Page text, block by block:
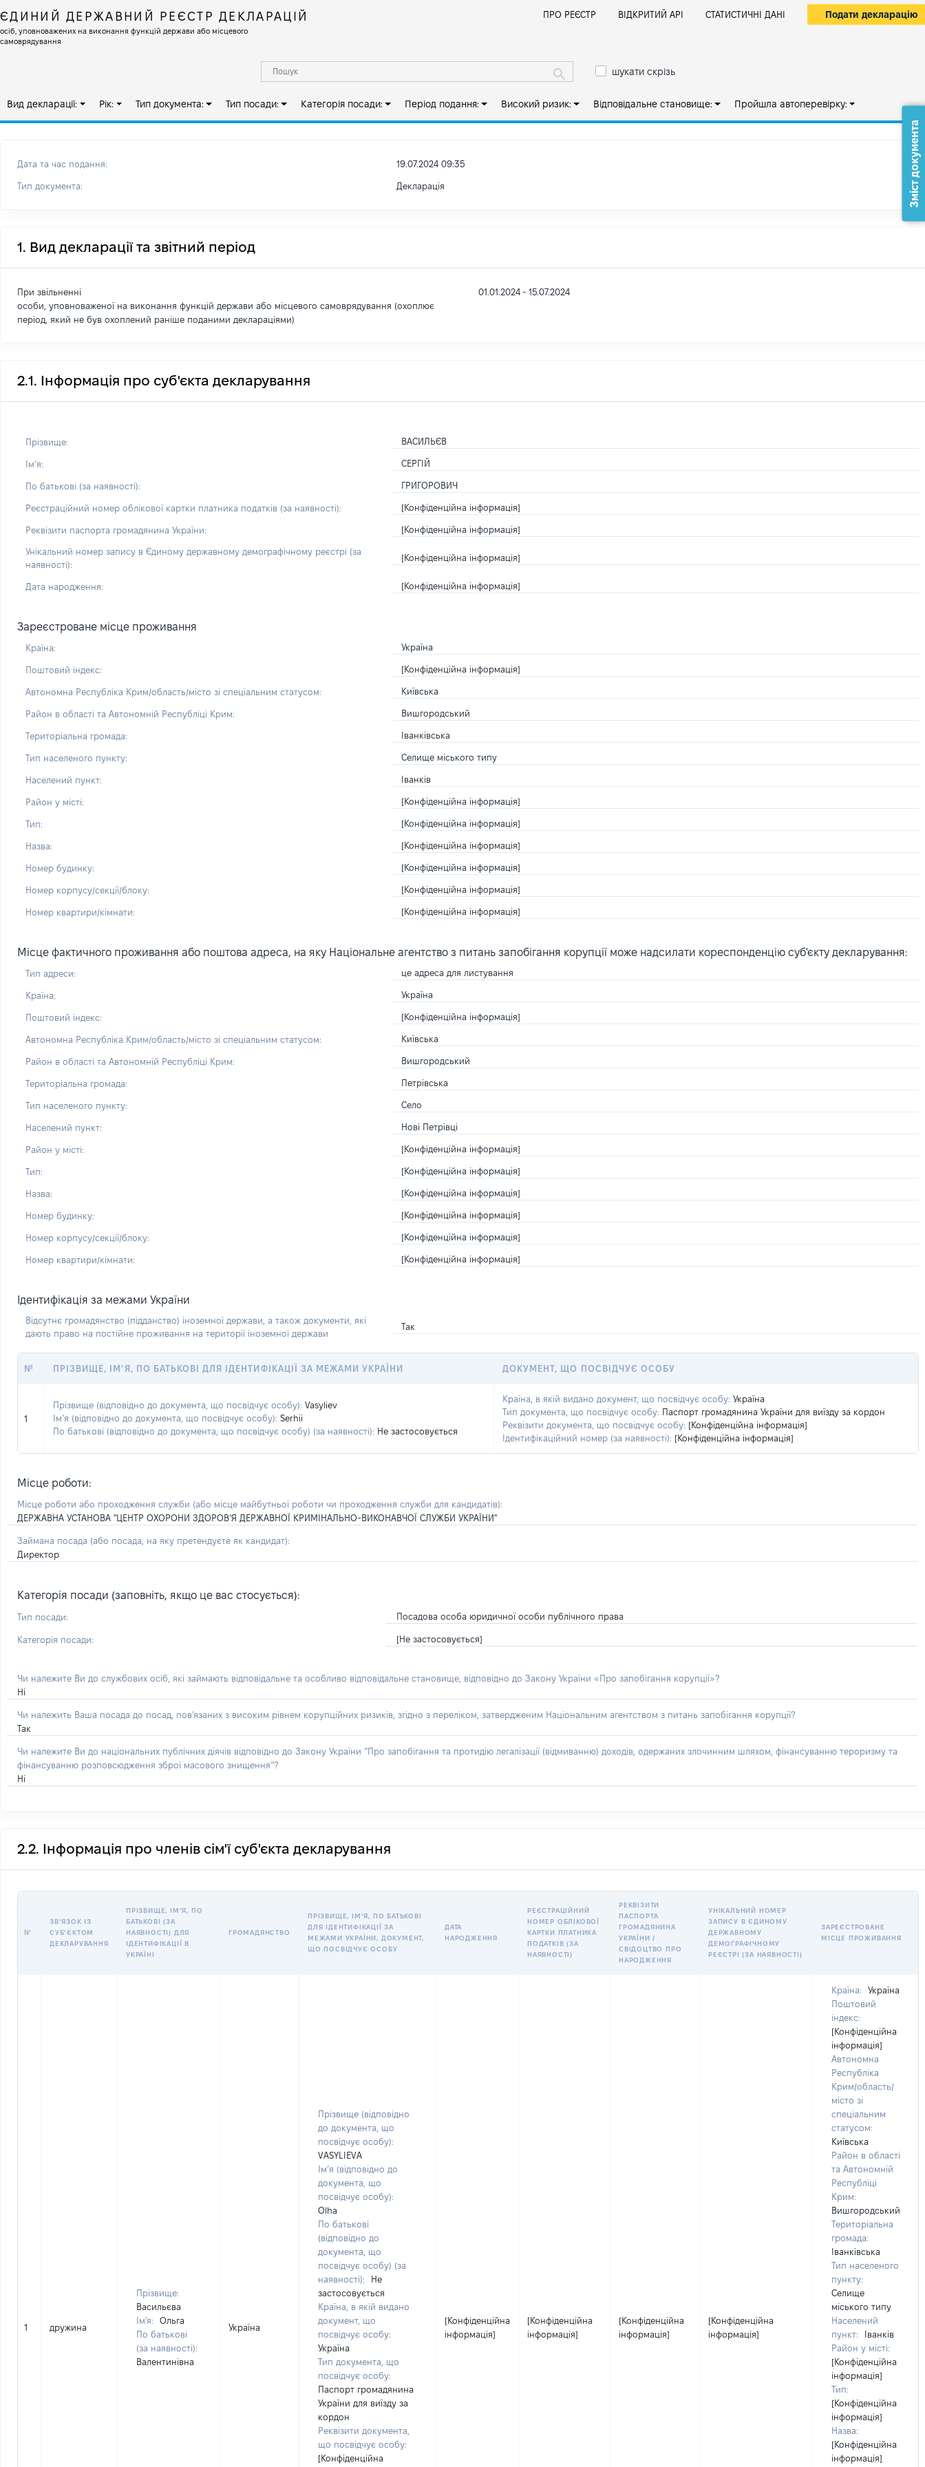
ЄДИНИЙ ДЕРЖАВНИЙ РЕЄСТР ДЕКЛАРАЦІЙ
осіб, уповноважених на виконання функцій держави або місцевого
самоврядування
ПРО РЕЄСТР ВІДКРИТИЙ АРІ СТАТИСТИЧНІ ДАНІ Подати декларацію
шукати скрізь
Вид декларації: Рік: Тип документа: Тип посади: Категорія посади: Період подання: Високий ризик: Відповідальне становище: Пройшла автоперевірку:
Дата та час подання: 19.07.2024 09:35
Тип документа: Декларація
1. Вид декларації та звітний період
При звільненні
особи, уповноваженої на виконання функцій держави або місцевого самоврядування (охоплює
період, який не був охоплений раніше поданими деклараціями)
01.01.2024 - 15.07.2024
2.1. Інформація про суб'єкта декларування
Прізвище: ВАСИЛЬЄВ
Імʼя: СЕРГІЙ
По батькові (за наявності): ГРИГОРОВИЧ
Реєстраційний номер облікової картки платника податків (за наявності): [Конфіденційна інформація]
Реквізити паспорта громадянина України: [Конфіденційна інформація]
Унікальний номер запису в Єдиному державному демографічному реєстрі (за
наявності):
[Конфіденційна інформація]
Дата народження: [Конфіденційна інформація]
Зареєстроване місце проживання
Країна: Україна
Поштовий індекс: [Конфіденційна інформація]
Автономна Республіка Крим/область/місто зі спеціальним статусом: Київська
Район в області та Автономній Республіці Крим: Вишгородський
Територіальна громада: Іванківська
Тип населеного пункту: Селище міського типу
Населений пункт: Іванків
Район у місті: [Конфіденційна інформація]
Тип: [Конфіденційна інформація]
Назва: [Конфіденційна інформація]
Номер будинку: [Конфіденційна інформація]
Номер корпусу/секції/блоку: [Конфіденційна інформація]
Номер квартири/кімнати: [Конфіденційна інформація]
Місце фактичного проживання або поштова адреса, на яку Національне агентство з питань запобігання корупції може надсилати кореспонденцію суб'єкту декларування:
Тип адреси: це адреса для листування
Країна: Україна
Поштовий індекс: [Конфіденційна інформація]
Автономна Республіка Крим/область/місто зі спеціальним статусом: Київська
Район в області та Автономній Республіці Крим: Вишгородський
Територіальна громада: Петрівська
Тип населеного пункту: Село
Населений пункт: Нові Петрівці
Район у місті: [Конфіденційна інформація]
Тип: [Конфіденційна інформація]
Назва: [Конфіденційна інформація]
Номер будинку: [Конфіденційна інформація]
Номер корпусу/секції/блоку: [Конфіденційна інформація]
Номер квартири/кімнати: [Конфіденційна інформація]
Ідентифікація за межами України
Відсутнє громадянство (підданство) іноземної держави, а також документи, які
дають право на постійне проживання на території іноземної держави
Так
№ ПРІЗВИЩЕ, ІМ’Я, ПО БАТЬКОВІ ДЛЯ ІДЕНТИФІКАЦІЇ ЗА МЕЖАМИ УКРАЇНИ ДОКУМЕНТ, ЩО ПОСВІДЧУЄ ОСОБУ
1
Прізвище (відповідно до документа, що посвідчує особу): Vasyliev
Ім’я (відповідно до документа, що посвідчує особу): Serhii
По батькові (відповідно до документа, що посвідчує особу) (за наявності): Не застосовується
Країна, в якій видано документ, що посвідчує особу: Україна
Тип документа, що посвідчує особу: Паспорт громадянина України для виїзду за кордон
Реквізити документа, що посвідчує особу: [Конфіденційна інформація]
Ідентифікаційний номер (за наявності): [Конфіденційна інформація]
Місце роботи:
Місце роботи або проходження служби (або місце майбутньої роботи чи проходження служби для кандидатів):
ДЕРЖАВНА УСТАНОВА "ЦЕНТР ОХОРОНИ ЗДОРОВ’Я ДЕРЖАВНОЇ КРИМІНАЛЬНО-ВИКОНАВЧОЇ СЛУЖБИ УКРАЇНИ"
Займана посада (або посада, на яку претендуєте як кандидат):
Директор
Категорія посади (заповніть, якщо це вас стосується):
Тип посади: Посадова особа юридичної особи публічного права
Категорія посади: [Не застосовується]
Чи належите Ви до службових осіб, які займають відповідальне та особливо відповідальне становище, відповідно до Закону України «Про запобігання корупції»?
Ні
Чи належить Ваша посада до посад, пов'язаних з високим рівнем корупційних ризиків, згідно з переліком, затвердженим Національним агентством з питань запобігання корупції?
Так
Чи належите Ви до національних публічних діячів відповідно до Закону України “Про запобігання та протидію легалізації (відмиванню) доходів, одержаних злочинним шляхом, фінансуванню тероризму та
фінансуванню розповсюдження зброї масового знищення”?
Ні
2.2. Інформація про членів сім'ї суб'єкта декларування
№
ЗВʼЯЗОК ІЗ
СУБʼЄКТОМ
ДЕКЛАРУВАННЯ
ПРІЗВИЩЕ, ІМʼЯ, ПО
БАТЬКОВІ (ЗА
НАЯВНОСТІ) ДЛЯ
ІДЕНТИФІКАЦІЇ В
УКРАЇНІ
ГРОМАДЯНСТВО
ПРІЗВИЩЕ, ІМʼЯ, ПО БАТЬКОВІ
ДЛЯ ІДЕНТИФІКАЦІЇ ЗА
МЕЖАМИ УКРАЇНИ, ДОКУМЕНТ,
ЩО ПОСВІДЧУЄ ОСОБУ
ДАТА
НАРОДЖЕННЯ
РЕЄСТРАЦІЙНИЙ
НОМЕР ОБЛІКОВОЇ
КАРТКИ ПЛАТНИКА
ПОДАТКІВ (ЗА
НАЯВНОСТІ)
РЕКВІЗИТИ
ПАСПОРТА
ГРОМАДЯНИНА
УКРАЇНИ /
СВІДОЦТВО ПРО
НАРОДЖЕННЯ
УНІКАЛЬНИЙ НОМЕР
ЗАПИСУ В ЄДИНОМУ
ДЕРЖАВНОМУ
ДЕМОГРАФІЧНОМУ
РЕЄСТРІ (ЗА НАЯВНОСТІ)
ЗАРЕЄСТРОВАНЕ
МІСЦЕ ПРОЖИВАННЯ
1 дружина
Прізвище:
Васильєва
Ім'я:
Ольга
По батькові
(за наявності):
Валентинівна
Україна
Прізвище (відповідно
до документа, що
посвідчує особу):
VASYLIEVA
Ім’я (відповідно до
документа, що
посвідчує особу):
Olha
По батькові
(відповідно до
документа, що
посвідчує особу) (за
наявності):
Не
застосовується
Країна, в якій видано
документ, що
посвідчує особу:
Україна
Тип документа, що
посвідчує особу:
Паспорт громадянина
України для виїзду за
кордон
Реквізити документа,
що посвідчує особу:
[Конфіденційна
[Конфіденційна
інформація]
[Конфіденційна
інформація]
[Конфіденційна
інформація]
[Конфіденційна
інформація]
Країна:
Україна
Поштовий
індекс:
[Конфіденційна
інформація]
Автономна
Республіка
Крим/область/
місто зі
спеціальним
статусом:
Київська
Район в області
та Автономній
Республіці
Крим:
Вишгородський
Територіальна
громада:
Іванківська
Тип населеного
пункту:
Селище
міського типу
Населений
пункт:
Іванків
Район у місті:
[Конфіденційна
інформація]
Тип:
[Конфіденційна
інформація]
Назва:
[Конфіденційна
інформація]
Зміст документа